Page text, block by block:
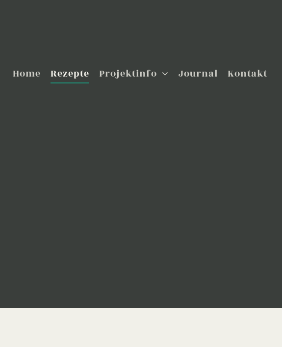
Home Rezepte Projektinfo Journal Kontakt